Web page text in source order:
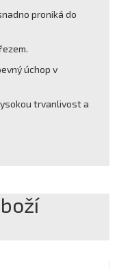
proniká do
úchop v
trvanlivost a